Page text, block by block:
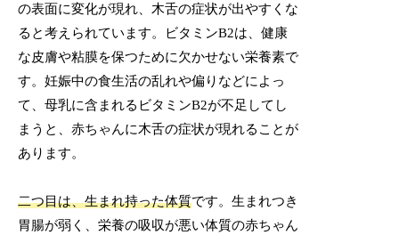
の表面に変化が現れ、木舌の症状が出やすくな
ると考えられています。ビタミンB2は、健康
な皮膚や粘膜を保つために欠かせない栄養素で
す。妊娠中の食生活の乱れや偏りなどによっ
て、母乳に含まれるビタミンB2が不足してし
まうと、赤ちゃんに木舌の症状が現れることが
あります。
二つ目は、生まれ持った体質です。生まれつき
胃腸が弱く、栄養の吸収が悪い体質の赤ちゃん